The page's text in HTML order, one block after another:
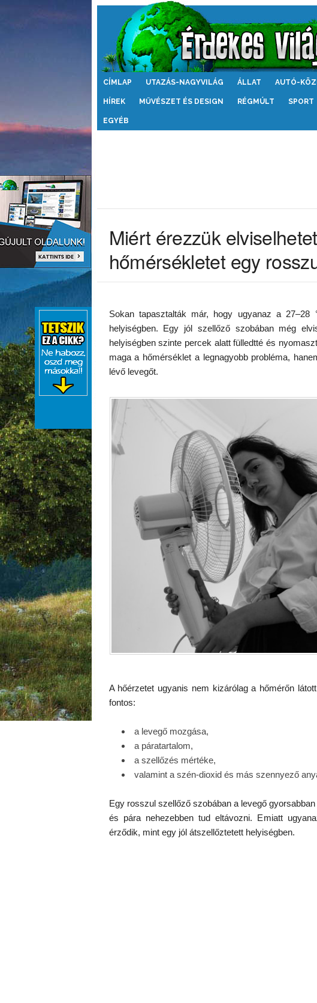
Érdekes
CÍMLAP UTAZÁS-NAGYVILÁG ÁLLAT AUTÓ-
HÍREK MŰVÉSZET ÉS DESIGN RÉGMÚLT SPORT
EGYÉB
Miért érezzük
hőmérsékletet egy
Sokan tapasztalták már, hogy ugyanaz a
helyiségben. Egy jól szellőző szobában még
helyiségben szinte percek alatt fülledtté és
maga a hőmérséklet a legnagyobb probléma,
lévő levegőt.
A hőérzetet ugyanis nem kizárólag a hőmérőn
fontos:
a levegő mozgása,
a páratartalom,
a szellőzés mértéke,
valamint a szén-dioxid és más szennyező
Egy rosszul szellőző szobában a levegő
és pára nehezebben tud eltávozni. Emiatt
érződik, mint egy jól átszellőztetett helyiségben.